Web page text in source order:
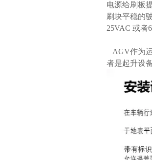
电源给刷板
刷块平稳的
25VAC 或者
AGV作为
者是起升设